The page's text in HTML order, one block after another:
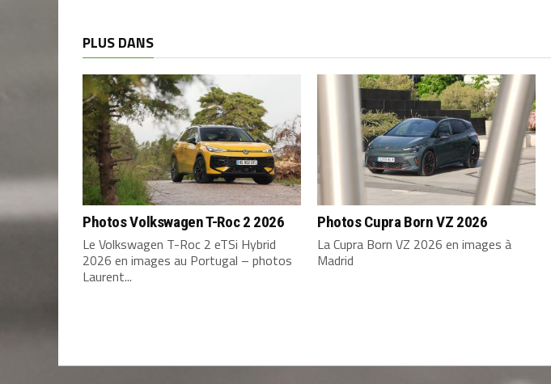
PLUS DANS
Photos Volkswagen T-Roc 2 2026
Le Volkswagen T-Roc 2 eTSi Hybrid
2026 en images au Portugal – photos
Laurent...
Photos Cupra Born VZ 2026
La Cupra Born VZ 2026 en images à
Madrid